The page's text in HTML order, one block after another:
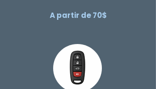
A partir de 70$